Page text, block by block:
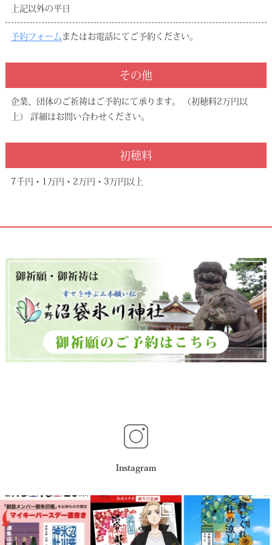
上記以外の平日
予約フォーム またはお電話にてご予約ください。
その他
企業、団体のご祈祷はご予約にて承ります。 （初穂料2万円以
上） 詳細はお問い合わせください。
初穂料
7千円・1万円・2万円・3万円以上
Instagram